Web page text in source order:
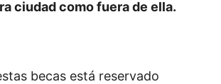
ciudad como fuera de ella.
becas está reservado